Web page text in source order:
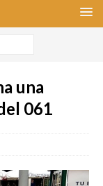
una
061